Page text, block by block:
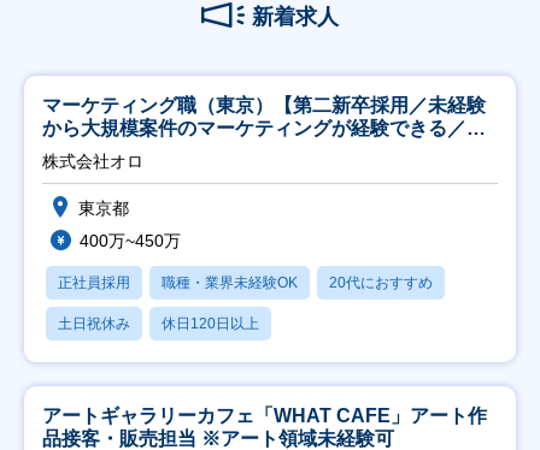
新着求人
マーケティング職（東京）【第二新卒採用／未経験
から大規模案件のマーケティングが経験できる／研
修充実】
株式会社オロ
東京都
400万~450万
正社員採用 職種・業界未経験OK 20代におすすめ
土日祝休み 休日120日以上
アートギャラリーカフェ「WHAT CAFE」アート作
品接客・販売担当 ※アート領域未経験可